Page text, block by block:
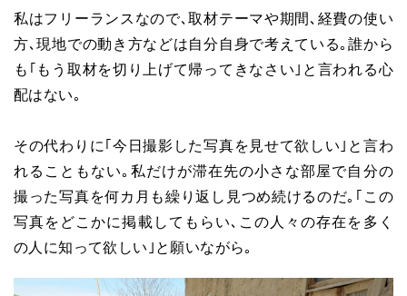
私はフリーランスなので､取材テーマや期間､経費の使い
方､現地での動き方などは自分自身で考えている｡誰から
も｢もう取材を切り上げて帰ってきなさい｣と言われる心
配はない｡
その代わりに｢今日撮影した写真を見せて欲しい｣と言わ
れることもない｡私だけが滞在先の小さな部屋で自分の
撮った写真を何カ月も繰り返し見つめ続けるのだ｡｢この
写真をどこかに掲載してもらい､この人々の存在を多く
の人に知って欲しい｣と願いながら｡